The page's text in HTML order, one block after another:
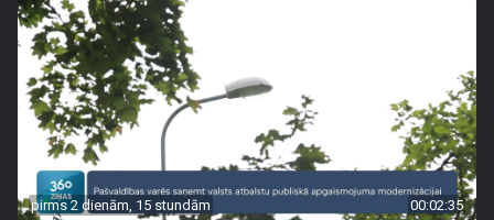
pirms 2 dienām, 15 stundām 00:02:35